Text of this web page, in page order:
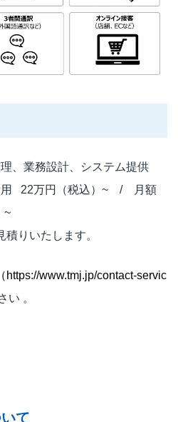
業務設計、システム提供
万円（税込）~ / 月額
~
りいたします。
（ https://www.tmj.jp/contact-servic
い 。
て